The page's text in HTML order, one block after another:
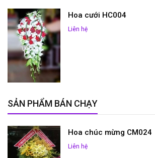
Hoa cưới HC004
Liên hệ
SẢN PHẨM BÁN CHẠY
Hoa chúc mừng CM024
Liên hệ